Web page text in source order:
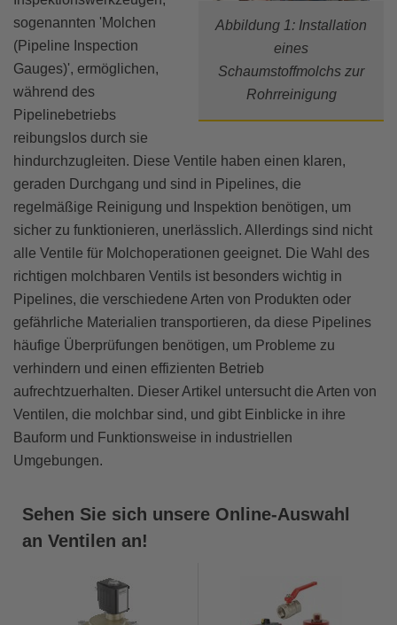
Modulierendes Regelventil
Koaxiales Ventil
Sicherheits- Und Überdruckventil
Geradsitzventil
Membranventil
HVAC-Ventil
Scheibenventil
ORFS Fitting
NPT Fitting
JIC Fitting
Schalldämpfer
Druck Und Sog
Schweißen
Flach Liegend
Verarbeitung Der Rohre
Sicherung, Sicherheitsschalter Und Unterbrecher
Beleuchtung
Abbildung 1: Installation
eines
Schaumstoffmolchs zur
Rohrreinigung
sogenannten 'Molchen
(Pipeline Inspection
Gauges)', ermöglichen,
während des
Pipelinebetriebs
reibungslos durch sie
hindurchzugleiten. Diese Ventile haben einen klaren,
geraden Durchgang und sind in Pipelines, die
regelmäßige Reinigung und Inspektion benötigen, um
sicher zu funktionieren, unerlässlich. Allerdings sind nicht
alle Ventile für Molchoperationen geeignet. Die Wahl des
richtigen molchbaren Ventils ist besonders wichtig in
Pipelines, die verschiedene Arten von Produkten oder
gefährliche Materialien transportieren, da diese Pipelines
häufige Überprüfungen benötigen, um Probleme zu
verhindern und einen effizienten Betrieb
aufrechtzuerhalten. Dieser Artikel untersucht die Arten von
Ventilen, die molchbar sind, und gibt Einblicke in ihre
Bauform und Funktionsweise in industriellen
Umgebungen.
Sehen Sie sich unsere Online-Auswahl
an Ventilen an!